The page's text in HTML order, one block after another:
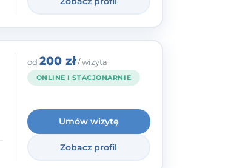
od 200 zł/ wizyta
ONLINE I STACJONARNIE
Umów wizytę
Zobacz profil